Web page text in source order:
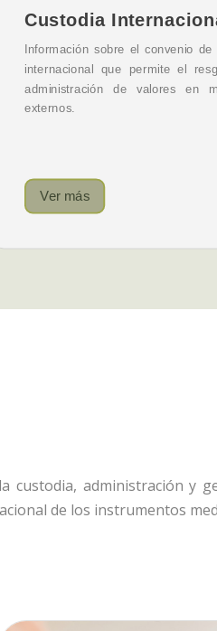
Custodia
Información sobre el convenio de
internacional que permite el
administración de valores en
externos.
Ver más
custodia, administración y
de los instrumentos